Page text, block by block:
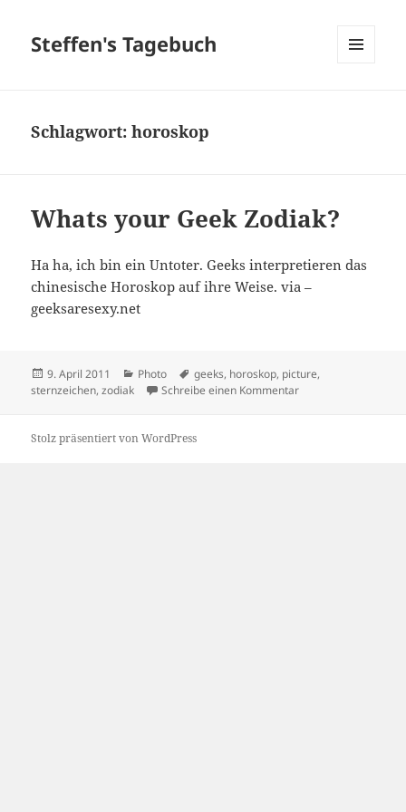
Steffen's Tagebuch
Schlagwort:horoskop
Whats your Geek Zodiak?
Ha ha, ich bin ein Untoter. Geeks interpretieren das
chinesische Horoskop auf ihre Weise. via –
geeksaresexy.net
Veröffentlicht
am
9. April 2011 Kategorien
Photo Schlagwörter
geeks, horoskop, picture,
sternzeichen,zodiak Schreibe einen Kommentarzu Whats your Geek
Stolz präsentiert von WordPress